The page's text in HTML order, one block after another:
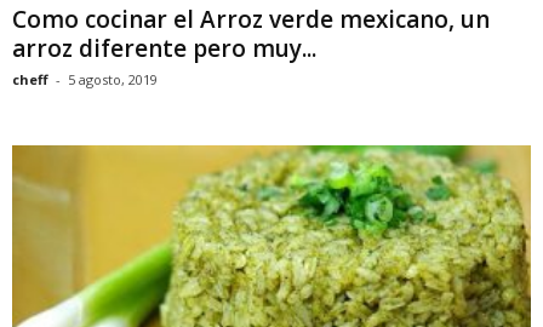
Como cocinar el Arroz verde mexicano, un
arroz diferente pero muy...
cheff - 5 agosto, 2019